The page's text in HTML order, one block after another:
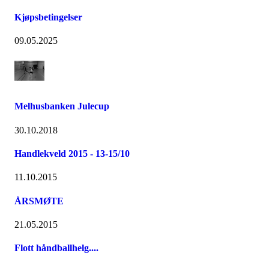
Kjøpsbetingelser
09.05.2025
Melhusbanken Julecup
30.10.2018
Handlekveld 2015 - 13-15/10
11.10.2015
ÅRSMØTE
21.05.2015
Flott håndballhelg....